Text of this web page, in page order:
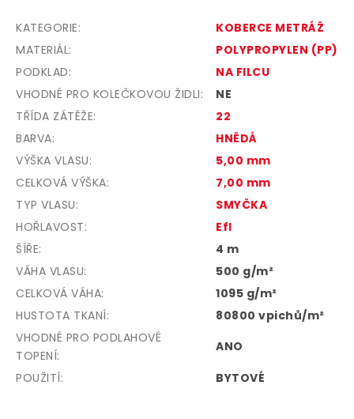
KATEGORIE:
KOBERCE METRÁŽ
MATERIÁL:
POLYPROPYLEN (PP)
PODKLAD:
NA FILCU
VHODNÉ PRO KOLEČKOVOU ŽIDLI:
NE
TŘÍDA ZÁTĚŽE:
22
BARVA:
HNĚDÁ
VÝŠKA VLASU:
5,00 mm
CELKOVÁ VÝŠKA:
7,00 mm
TYP VLASU:
SMYČKA
HOŘLAVOST:
Efl
ŠÍŘE:
4 m
VÁHA VLASU:
500 g/m²
CELKOVÁ VÁHA:
1095 g/m²
HUSTOTA TKANÍ:
80800 vpichů/m²
VHODNÉ PRO PODLAHOVÉ
TOPENÍ:
ANO
POUŽITÍ: BYTOVÉ